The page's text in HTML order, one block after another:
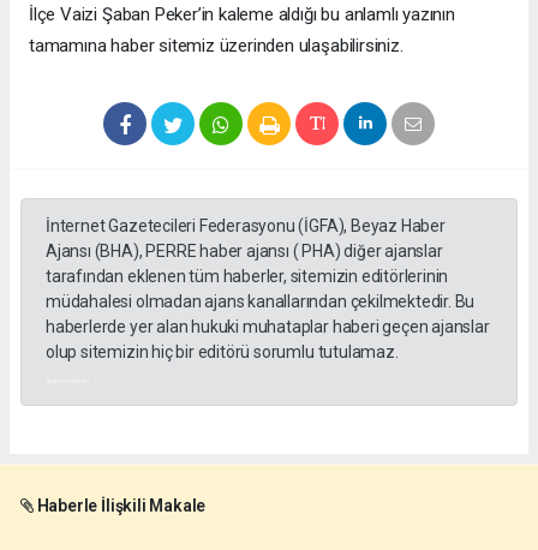
​İlçe Vaizi Şaban Peker’in kaleme aldığı bu anlamlı yazının
tamamına haber sitemiz üzerinden ulaşabilirsiniz.
İnternet Gazetecileri Federasyonu (İGFA), Beyaz Haber
Ajansı (BHA), PERRE haber ajansı ( PHA) diğer ajanslar
tarafından eklenen tüm haberler, sitemizin editörlerinin
müdahalesi olmadan ajans kanallarından çekilmektedir. Bu
haberlerde yer alan hukuki muhataplar haberi geçen ajanslar
olup sitemizin hiç bir editörü sorumlu tutulamaz.
Haberle İlişkili Makale